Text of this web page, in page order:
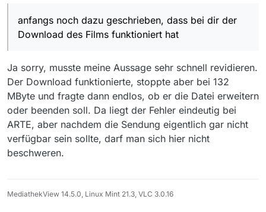
… im Livestream … aufzuzeichnen.
Das Aufzeichnen per Livestream funktioniert bei
mir (generell) nicht. Ich kann den Download eines
stoppe, ist er zwar als *.mp4-Datei gespeichert,
lässt sich aber mit dem Windows Media Player
nicht abspielen: Fehlermeldung “Beim
Wiedergeben der Datei ist in Windows Media
Player ein Problem aufgetreten.”
diesen Teil Deiner Antwort dann aber wieder
gelöscht. Das irritiert mich jetzt ein wenig…
Habe ich vielleicht doch einen Fehler in meinen
MediathekView-Einstellungen?
anfangs noch dazu geschrieben, dass bei dir der
Download des Films funktioniert hat
Ja sorry, musste meine Aussage sehr schnell revidieren.
Der Download funktionierte, stoppte aber bei 132
MByte und fragte dann endlos, ob er die Datei erweitern
oder beenden soll. Da liegt der Fehler eindeutig bei
ARTE, aber nachdem die Sendung eigentlich gar nicht
verfügbar sein sollte, darf man sich hier nicht
beschweren.
MediathekView 14.5.0, Linux Mint 21.3, VLC 3.0.16